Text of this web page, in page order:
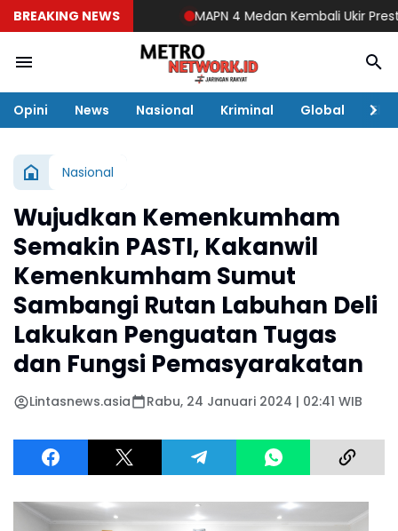
BREAKING NEWS MAPN 4 Medan Kembali Ukir Prestasi
Opini News Nasional Kriminal Global
Nasional
Wujudkan Kemenkumham
Semakin PASTI, Kakanwil
Kemenkumham Sumut
Sambangi Rutan Labuhan Deli
Lakukan Penguatan Tugas
dan Fungsi Pemasyarakatan
Lintasnews.asia Rabu, 24 Januari 2024 | 02:41 WIB